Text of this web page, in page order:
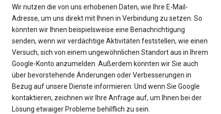
Wir nutzen die von uns erhobenen Daten, wie Ihre E-Mail-
Adresse, um uns direkt mit Ihnen in Verbindung zu setzen. So
könnten wir Ihnen beispielsweise eine Benachrichtigung
senden, wenn wir verdächtige Aktivitäten feststellen, wie einen
Versuch, sich von einem ungewöhnlichen Standort aus in Ihrem
Google-Konto anzumelden. Außerdem könnten wir Sie auch
über bevorstehende Änderungen oder Verbesserungen in
Bezug auf unsere Dienste informieren. Und wenn Sie Google
kontaktieren, zeichnen wir Ihre Anfrage auf, um Ihnen bei der
Lösung etwaiger Probleme behilflich zu sein.